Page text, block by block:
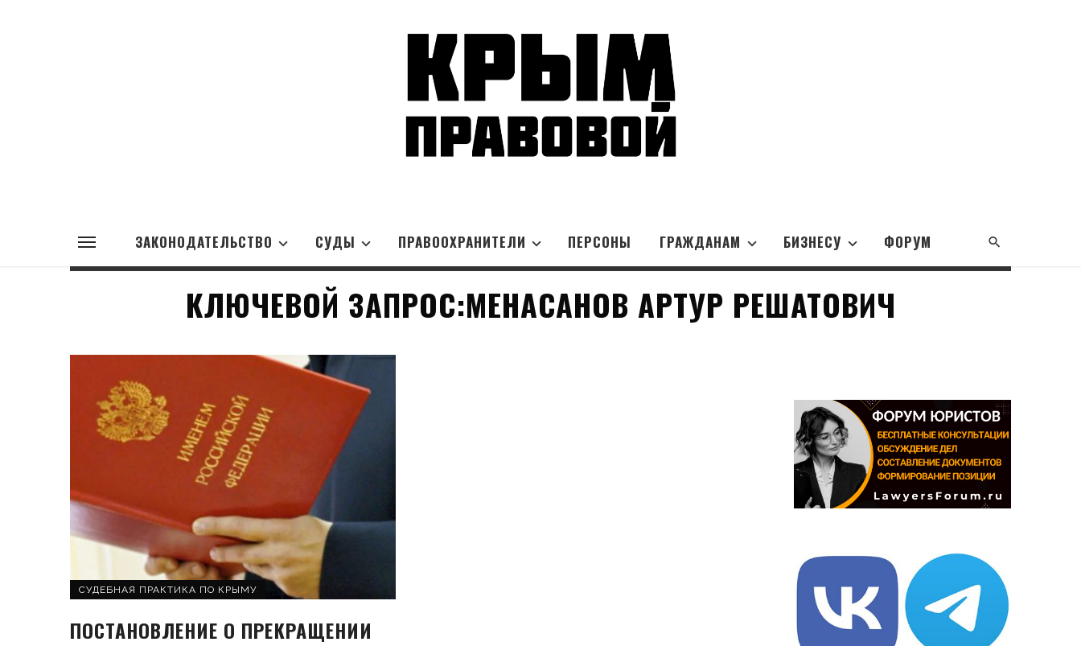
ЗАКОНОДАТЕЛЬСТВО СУДЫ ПРАВООХРАНИТЕЛИ ПЕРСОНЫ ГРАЖДАНАМ БИЗНЕСУ ФОРУМ
КЛЮЧЕВОЙ ЗАПРОС:МЕНАСАНОВ АРТУР РЕШАТОВИЧ
СУДЕБНАЯ ПРАКТИКА ПО КРЫМУ
ПОСТАНОВЛЕНИЕ О ПРЕКРАЩЕНИИ